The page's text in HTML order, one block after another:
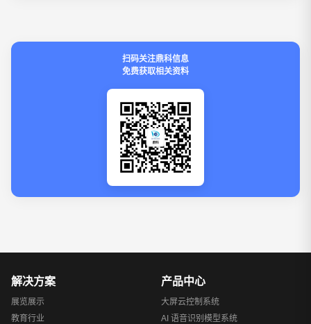
扫码关注鼎科信息
免费获取相关资料
产品中心
大屏云控制系统
AI 语音识别模型系统
解决方案
展览展示
教育行业